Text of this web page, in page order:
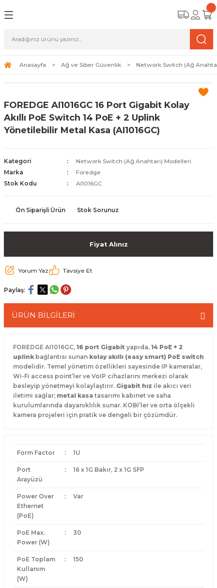
Sistemleri
Sistemleri (Network Kameraları)
ve Depolama Çözümleri
ve Bağlantı Kabloları
Kamera Lisansları
Güvenlik
Duvarı) Cihazları
Ağ Yönlendiricileri
Fi) ve Access Point Ürünleri
Antivirüs Yazılımları
ve Depolama Ürünleri
SSD
Kurtarma
Merkezi Altyapısı
Anasayfa Ağ ve Siber Güvenlik Network Switch (Ağ
FOREDGE AI1016GC 16 Port Gigabit Kolay
Akıllı PoE Switch 14 PoE + 2 Uplink
Yönetilebilir Metal Kasa (AI1016GC)
Kategori
Network Switch (Ağ Anahtarı) Modelleri
Marka
Foredge
Stok Kodu
AI1016GC
Ön Siparişli Ürün Stok Sorunuz
Fiyat Alınız
Yorum Yaz Tavsiye Et
Paylaş:
ÜRÜN BİLGİLERİ
FOREDGE AI1016GC, 16 port Gigabit yapıda, 14 PoE + 2
uplinkbağlantısı sunan kolay akıllı (easy smart) PoE switch
modelidir. Temel yönetim özellikleri sayesinde IP kameralar,
Wi-Fi access point’ler ve VoIP cihazlarını merkezi olarak
besleyip yönetmeyi kolaylaştırır. Gigabit hız ile akıcı veri
iletimi sağlar; metal kasa tasarımı kabinet ve saha
kurulumlarında dayanıklılık sunar. KOBİ’ler ve orta ölçekli
kamera projeleri için pratik ve dengeli bir çözümdür.
Form Factor : 1U
Port
Arayüzü
: 16 x 1G Bakır, 2 x 1G SFP
Power Over
Ethernet
(PoE)
: Var
PoE Max.
Power (W)
: 30
PoE Toplam
Kullanım
(W)
: 150